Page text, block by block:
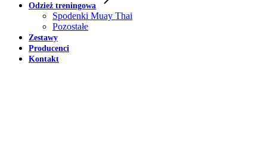
Odzież treningowa
Spodenki Muay Thai
Pozostałe
Zestawy
Producenci
Kontakt